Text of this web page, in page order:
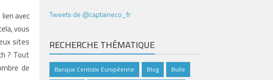
avec
vous
sites
? Tout
de
Tweets de @captaineco_fr
RECHERCHE THÉMATIQUE
Banque Centrale Européenne Blog
Bulle